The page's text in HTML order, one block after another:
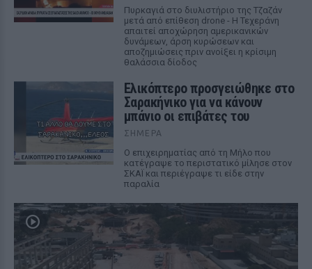
Πυρκαγιά στο διυλιστήριο της Τζαζάν
μετά από επίθεση drone - Η Τεχεράνη
απαιτεί αποχώρηση αμερικανικών
δυνάμεων, άρση κυρώσεων και
αποζημιώσεις πριν ανοίξει η κρίσιμη
θαλάσσια δίοδος
Ελικόπτερο προσγειώθηκε στο
Σαρακήνικο για να κάνουν
μπάνιο οι επιβάτες του
ΣΉΜΕΡΑ
Ο επιχειρηματίας από τη Μήλο που
κατέγραψε το περιστατικό μίλησε στον
ΣΚΑΪ και περιέγραψε τι είδε στην
παραλία